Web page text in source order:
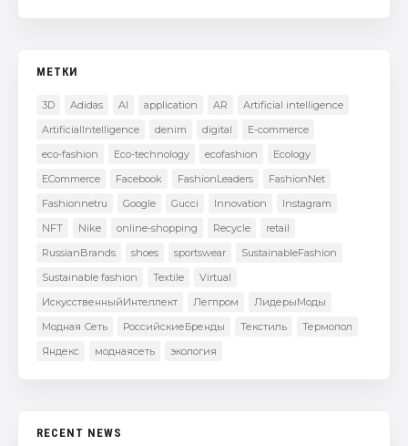
МЕТКИ
3D Adidas AI application AR
Artificial intelligence
ArtificialIntelligence
denim digital
E-commerce
eco-fashion
Eco-technology ecofashion
Ecology
ECommerce
Facebook FashionLeaders
FashionNet
Fashionnetru
Google Gucci Innovation
Instagram
NFT
Nike online-shopping Recycle
retail
RussianBrands
shoes sportswear
SustainableFashion
Sustainable fashion
Textile
Virtual
ИскусственныйИнтеллект
Легпром
ЛидерыМоды
Модная Сеть
РоссийскиеБренды Текстиль
Термопол
Яндекс
моднаясеть экология
RECENT NEWS